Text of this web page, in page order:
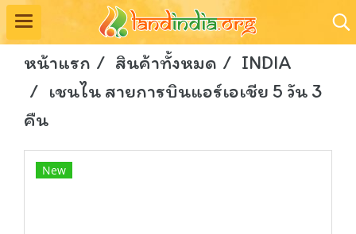
หน้าแรก สินค้าทั้งหมด
INDIA
เชนไน สายการบินแอร์เอเชีย 5 วัน 3
คืน
New